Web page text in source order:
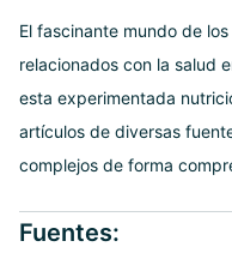
El fascinante mundo de
relacionados con la salud
esta experimentada
artículos de diversas
complejos de forma
Fuentes: